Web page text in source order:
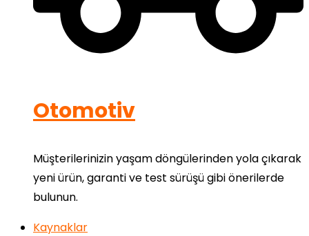
Otomotiv
Müşterilerinizin yaşam döngülerinden yola çıkarak
yeni ürün, garanti ve test sürüşü gibi önerilerde
bulunun.
Kaynaklar